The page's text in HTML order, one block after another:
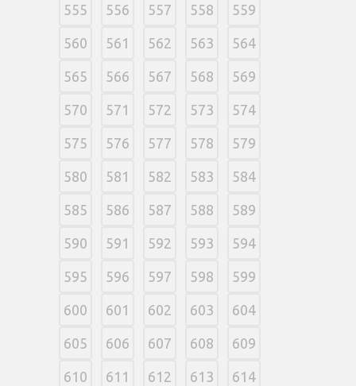
555 556 557 558 559
560 561 562 563 564
565 566 567 568 569
570 571 572 573 574
575 576 577 578 579
580 581 582 583 584
585 586 587 588 589
590 591 592 593 594
595 596 597 598 599
600 601 602 603 604
605 606 607 608 609
610 611 612 613 614